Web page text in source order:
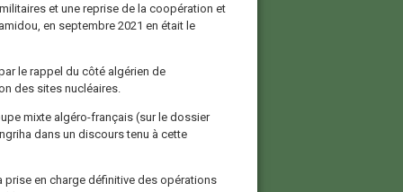
et une reprise de la coopération et
en septembre 2021 en était le
le rappel du côté algérien de
des sites nucléaires.
mixte algéro-français (sur le dossier
dans un discours tenu à cette
prise en charge définitive des opérations